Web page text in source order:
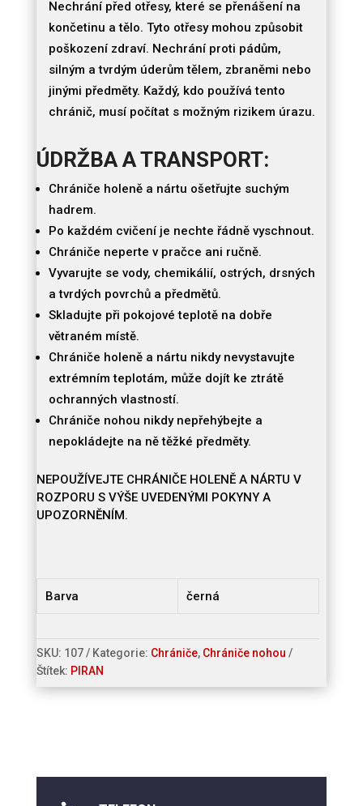
Nechrání před otřesy, které se přenášení na
končetinu a tělo. Tyto otřesy mohou způsobit
poškození zdraví. Nechrání proti pádům,
silným a tvrdým úderům tělem, zbraněmi nebo
jinými předměty. Každý, kdo používá tento
chránič, musí počítat s možným rizikem úrazu.
ÚDRŽBA A TRANSPORT:
Chrániče holeně a nártu ošetřujte suchým
hadrem.
Po každém cvičení je nechte řádně vyschnout.
Chrániče neperte v pračce ani ručně.
Vyvarujte se vody, chemikálií, ostrých, drsných
a tvrdých povrchů a předmětů.
Skladujte při pokojové teplotě na dobře
větraném místě.
Chrániče holeně a nártu nikdy nevystavujte
extrémním teplotám, může dojít ke ztrátě
ochranných vlastností.
Chrániče nohou nikdy nepřehýbejte a
nepokládejte na ně těžké předměty.
NEPOUŽÍVEJTE CHRÁNIČE HOLENĚ A NÁRTU V
ROZPORU S VÝŠE UVEDENÝMI POKYNY A
UPOZORNĚNÍM.
Barva černá
SKU: 107 Kategorie: Chrániče, Chrániče nohou
Štítek: PIRAN